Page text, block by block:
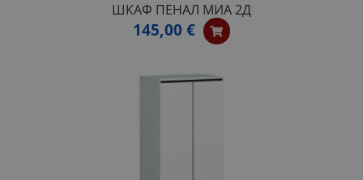
ШКАФ ПЕНАЛ МИА 2Д
145,00 €